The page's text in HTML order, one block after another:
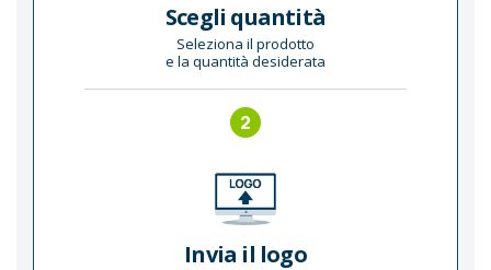
Scegli quantità
Seleziona il prodotto
e la quantità desiderata
2
Invia il logo